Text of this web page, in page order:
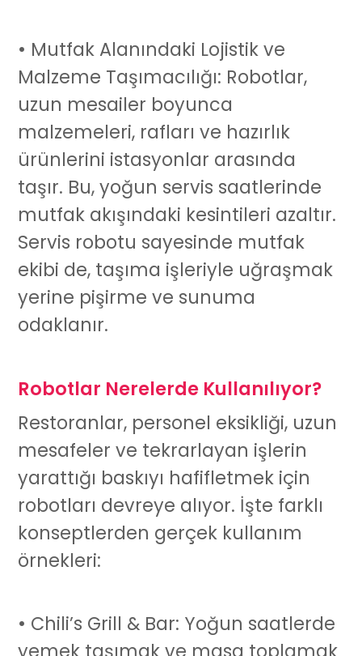
• Mutfak Alanındaki Lojistik ve
Malzeme Taşımacılığı: Robotlar,
uzun mesailer boyunca
malzemeleri, rafları ve hazırlık
ürünlerini istasyonlar arasında
taşır. Bu, yoğun servis saatlerinde
mutfak akışındaki kesintileri azaltır.
Servis robotu sayesinde mutfak
ekibi de, taşıma işleriyle uğraşmak
yerine pişirme ve sunuma
odaklanır.
Robotlar Nerelerde Kullanılıyor?
Restoranlar, personel eksikliği, uzun
mesafeler ve tekrarlayan işlerin
yarattığı baskıyı hafifletmek için
robotları devreye alıyor. İşte farklı
konseptlerden gerçek kullanım
örnekleri:
• Chili’s Grill & Bar: Yoğun saatlerde